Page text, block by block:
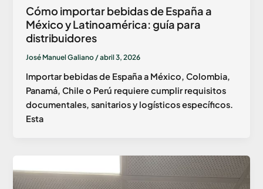
Cómo importar bebidas de España a
México y Latinoamérica: guía para
distribuidores
José Manuel Galiano /abril 3, 2026
Importar bebidas de España a México, Colombia,
Panamá, Chile o Perú requiere cumplir requisitos
documentales, sanitarios y logísticos específicos.
Esta